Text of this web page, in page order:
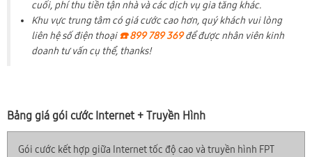
cuối, phí thu tiền tận nhà và các dịch vụ gia tăng khác.
Khu vực trung tâm có giá cước cao hơn, quý khách vui lòng
liên hệ số điện thoại☎️ 899 789 369để được nhân viên kinh
doanh tư vấn cụ thể, thanks!
Bảng giá gói cước Internet + Truyền Hình
Gói cước kết hợp giữa Internet tốc độ cao và truyền hình FPT